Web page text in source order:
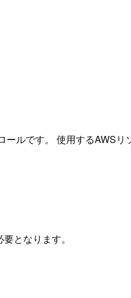
ールです。 使用するAWS
となります。